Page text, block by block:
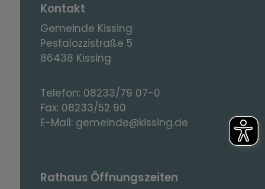
Kontakt
Gemeinde Kissing
Pestalozzistraße 5
86438 Kissing
Telefon: 08233/79 07-0
Fax: 08233/52 90
E-Mail: gemeinde@kissing.de
Rathaus Öffnungszeiten